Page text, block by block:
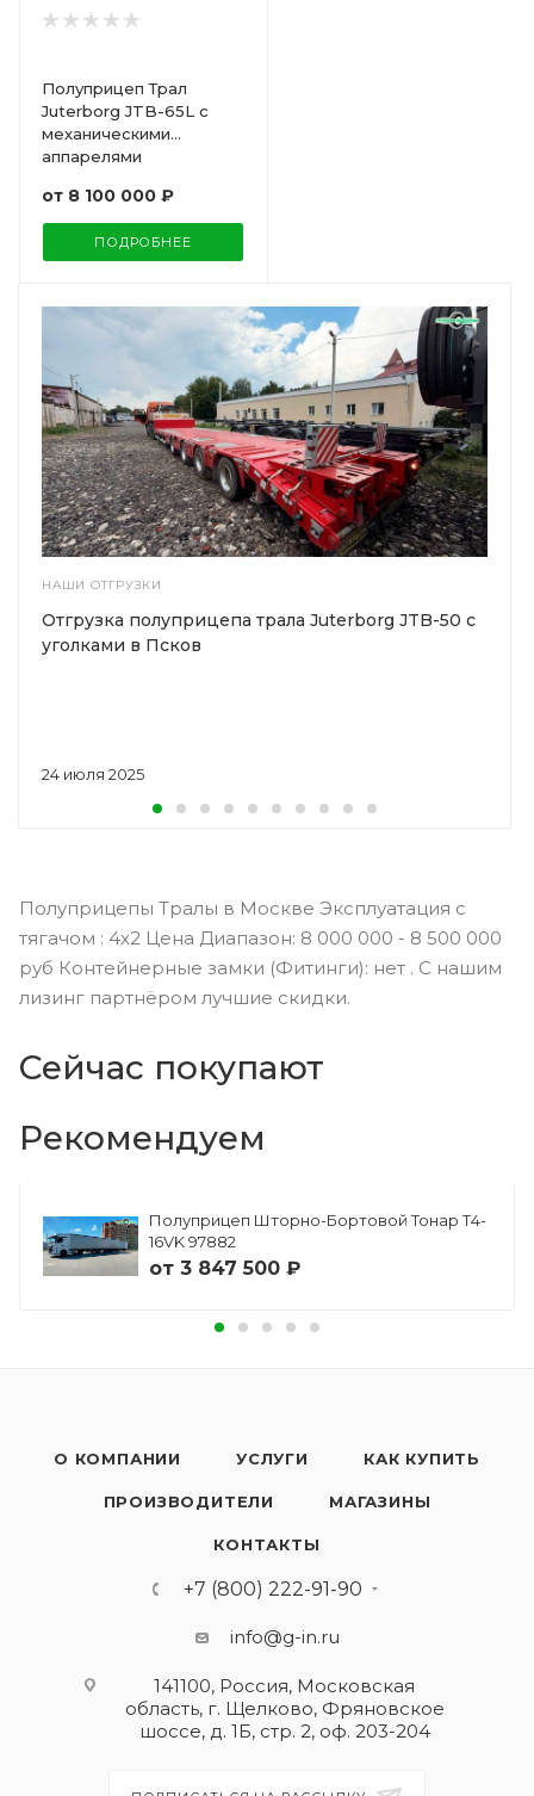
Полуприцеп Трал
Juterborg JTB-65L с
механическими
аппарелями
от 8 100 000 ₽
ПОДРОБНЕЕ
НАШИ ОТГРУЗКИ
24 июля 2025
Отгрузка полуприцепа трала Juterborg JTB-50 с
уголками в Псков
Полуприцепы Тралы в Москве Эксплуатация с
тягачом : 4x2 Цена Диапазон: 8 000 000 - 8 500 000
руб Контейнерные замки (Фитинги): нет . С нашим
лизинг партнёром лучшие скидки.
Сейчас покупают
Рекомендуем
Полуприцеп Шторно-Бортовой Тонар Т4-
16VK 97882
от 3 847 500 ₽
О КОМПАНИИ УСЛУГИ КАК КУПИТЬ
ПРОИЗВОДИТЕЛИ МАГАЗИНЫ
КОНТАКТЫ
+7 (800) 222-91-90
info@g-in.ru
141100, Россия, Московская
область, г. Щелково, Фряновское
шоссе, д. 1Б, стр. 2, оф. 203-204